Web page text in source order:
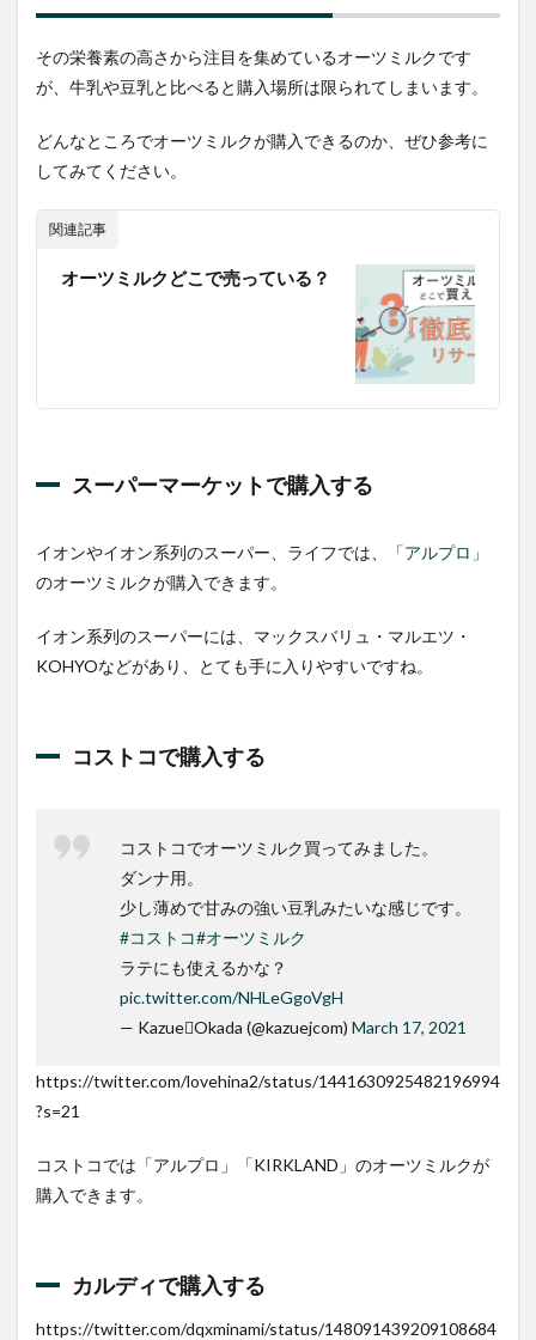
ミル
んの
い“
4.2
FIGURES
ガニッ
テイスティ
4.4
の”オ
ーツ
ク”
その栄養素の高さから注目を集めているオーツミルクです
が、牛乳や豆乳と比べると購入場所は限られてしまいます。
どんなところでオーツミルクが購入できるのか、ぜひ参考に
してみてください。
関連記事
オーツミルクどこで売っている？
スーパーマーケットで購入する
イオンやイオン系列のスーパー、ライフでは、
「アルプロ」
のオーツミルクが購入できます。
イオン系列のスーパーには、マックスバリュ・マルエツ・
KOHYOなどがあり、とても手に入りやすいですね。
コストコで購入する
コストコでオーツミルク買ってみました。
ダンナ用。
少し薄めで甘みの強い豆乳みたいな感じです。
#コストコ#オーツミルク
ラテにも使えるかな？
pic.twitter.com/NHLeGgoVgH
— KazueOkada (@kazuejcom) March 17, 2021
https://twitter.com/lovehina2/status/1441630925482196994
?s=21
コストコでは「アルプロ」「KIRKLAND」のオーツミルクが
購入できます。
カルディで購入する
https://twitter.com/dqxminami/status/148091439209108684